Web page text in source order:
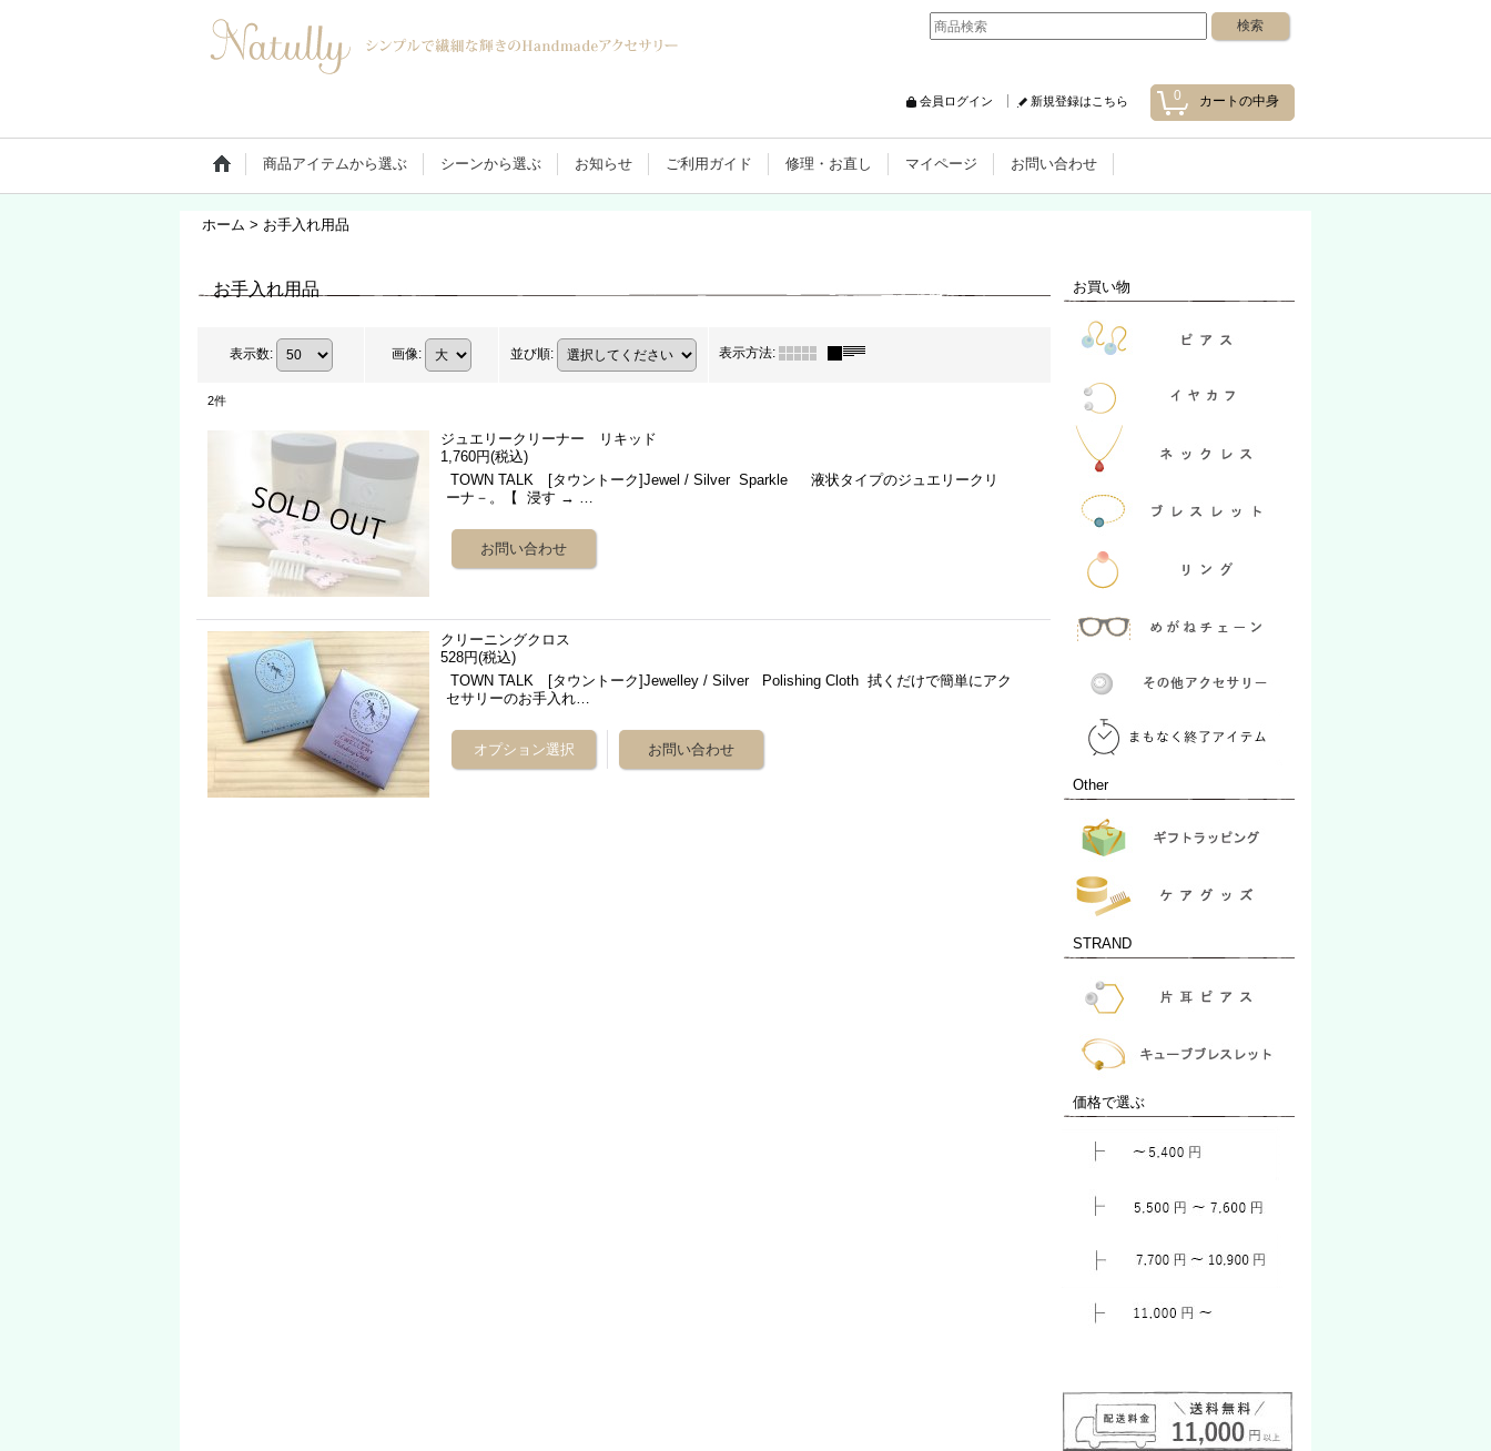
0 カートの中身
会員ログイン 新規登録はこちら
商品アイテムから選ぶ シーンから選ぶ お知らせ ご利用ガイド 修理・お直し マイページ お問い合わせ
ホーム > お手入れ用品
お買い物
Other
STRAND
価格で選ぶ
お手入れ用品
表示数: 画像: 並び順: 表示方法:
2件
ジュエリークリーナー リキッド
1,760円(税込)
TOWN TALK [タウントーク]Jewel / Silver Sparkle 液状タイプのジュエリークリ
ーナ－。【 浸す → …
クリーニングクロス
528円(税込)
TOWN TALK [タウントーク]Jewelley / Silver Polishing Cloth 拭くだけで簡単にアク
セサリーのお手入れ…